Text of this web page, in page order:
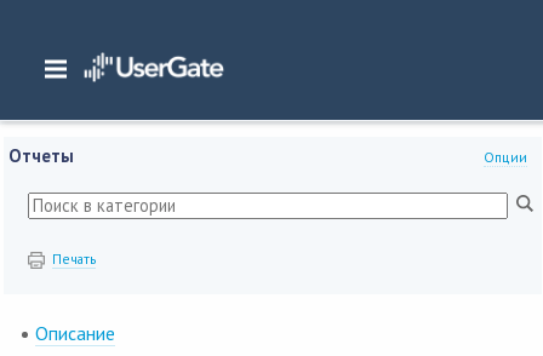
Главная/ Документация/NGFW
Журналы и отчеты
Опции
Отчеты
Печать
Описание